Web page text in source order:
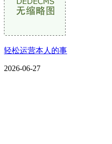
轻松运营本人的事
2026-06-27